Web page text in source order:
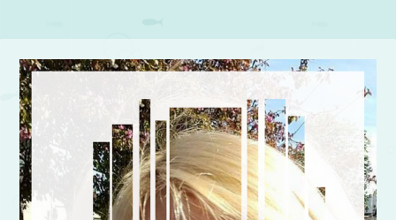
Post navigation